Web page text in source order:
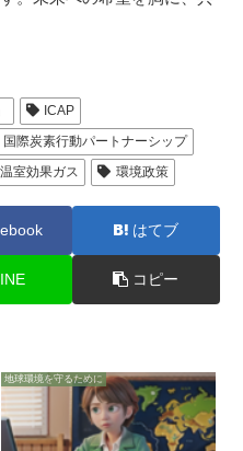
ICAP
国際炭素行動パートナーシップ
温室効果ガス 環境政策
はてブ
コピー
地球環境を守るために